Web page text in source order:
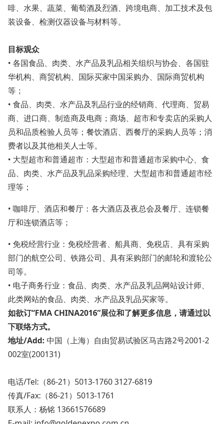
啡、水果、蔬菜、葡萄酒及烈酒、跨境电商、加工技术及包
装设备、检测仪器设备与材料等。
目标观众
• 各国食品、肉类、水产品及乳品相关组织与协会、各国驻
华机构、商贸机构、国际买家中国采购办、国际商贸机构
等；
• 食品、肉类、水产品及乳品行业的经销商、代理商、贸易
商、进口商、制造商及电商；商场、超市和专卖店的采购人
员和品质检验人员等；餐饮酒店、西餐厅的采购人员等；消
费者以及其他相关人士等。
• 大型超市和普通超市：大型超市和普通超市采购中心、食
品、肉类、水产品及乳品采购经理、大型超市和普通超市经
理等；
• 咖啡厅、酒店和餐厅：各大酒店及夜总会及餐厅、连锁餐
厅和连锁酒店等；
• 免税经营行业：免税经营者、船具商、免税店、具有采购
部门的航空公司、铁路公司、具有采购部门的邮轮和渡轮公
司等。
• 电子商务行业：食品、肉类、水产品及乳品网站设计师、
此类网站的食品、肉类、水产品及乳品买家等。
如欲订“FMA CHINA2016”展位和了解更多信息，请通过以
下联络方式。
地址/Add: 中国（上海）自由贸易试验区马吉路2号2001-2
002室(200131)
电话/Tel:（86-21）5013-1760 3127-6819
传真/Fax:（86-21）5013-1761
联系人：杨铭 13661576689